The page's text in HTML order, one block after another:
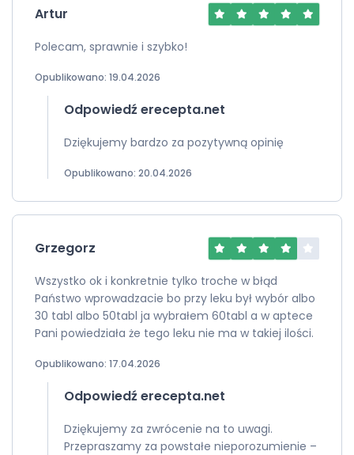
Artur
Polecam, sprawnie i szybko!
Opublikowano: 19.04.2026
Odpowiedź erecepta.net
Dziękujemy bardzo za pozytywną opinię
Opublikowano: 20.04.2026
Grzegorz
Wszystko ok i konkretnie tylko troche w błąd
Państwo wprowadzacie bo przy leku był wybór albo
30 tabl albo 50tabl ja wybrałem 60tabl a w aptece
Pani powiedziała że tego leku nie ma w takiej ilości.
Opublikowano: 17.04.2026
Odpowiedź erecepta.net
Dziękujemy za zwrócenie na to uwagi.
Przepraszamy za powstałe nieporozumienie –